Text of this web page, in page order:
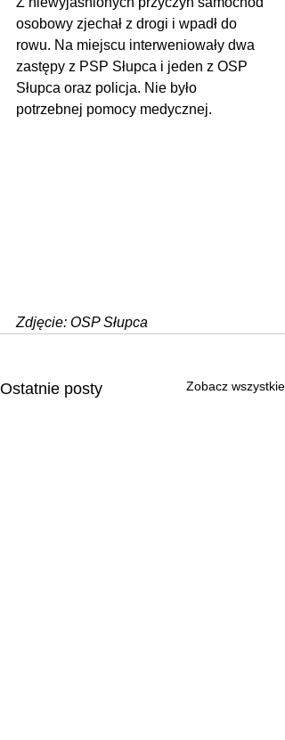
osobowy zjechał z drogi i wpadł do
rowu. Na miejscu interweniowały dwa
zastępy z PSP Słupca i jeden z OSP
Słupca oraz policja. Nie było
potrzebnej pomocy medycznej.
Zdjęcie: OSP Słupca
Ostatnie posty Zobacz wszystkie